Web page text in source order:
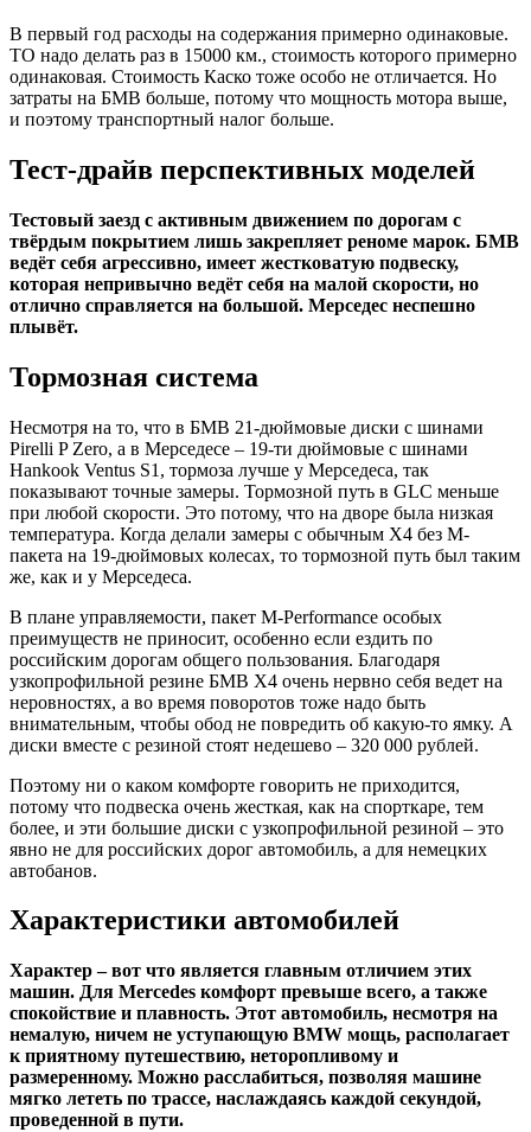
В первый год расходы на содержания примерно одинаковые.
ТО надо делать раз в 15000 км., стоимость которого примерно
одинаковая. Стоимость Каско тоже особо не отличается. Но
затраты на БМВ больше, потому что мощность мотора выше,
и поэтому транспортный налог больше.
Тест-драйв перспективных моделей
Тестовый заезд с активным движением по дорогам с
твёрдым покрытием лишь закрепляет реноме марок. БМВ
ведёт себя агрессивно, имеет жестковатую подвеску,
которая непривычно ведёт себя на малой скорости, но
отлично справляется на большой. Мерседес неспешно
плывёт.
Тормозная система
Несмотря на то, что в БМВ 21-дюймовые диски с шинами
Pirelli P Zero, а в Мерседесе – 19-ти дюймовые с шинами
Hankook Ventus S1, тормоза лучше у Мерседеса, так
показывают точные замеры. Тормозной путь в GLC меньше
при любой скорости. Это потому, что на дворе была низкая
температура. Когда делали замеры с обычным Х4 без М-
пакета на 19-дюймовых колесах, то тормозной путь был таким
же, как и у Мерседеса.
В плане управляемости, пакет М-Performance особых
преимуществ не приносит, особенно если ездить по
российским дорогам общего пользования. Благодаря
узкопрофильной резине БМВ Х4 очень нервно себя ведет на
неровностях, а во время поворотов тоже надо быть
внимательным, чтобы обод не повредить об какую-то ямку. А
диски вместе с резиной стоят недешево – 320 000 рублей.
Поэтому ни о каком комфорте говорить не приходится,
потому что подвеска очень жесткая, как на спорткаре, тем
более, и эти большие диски с узкопрофильной резиной – это
явно не для российских дорог автомобиль, а для немецких
автобанов.
Характеристики автомобилей
Характер – вот что является главным отличием этих
машин. Для Mercedes комфорт превыше всего, а также
спокойствие и плавность. Этот автомобиль, несмотря на
немалую, ничем не уступающую BMW мощь, располагает
к приятному путешествию, неторопливому и
размеренному. Можно расслабиться, позволяя машине
мягко лететь по трассе, наслаждаясь каждой секундой,
проведенной в пути.